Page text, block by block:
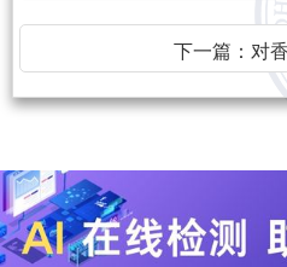
下一篇： 对